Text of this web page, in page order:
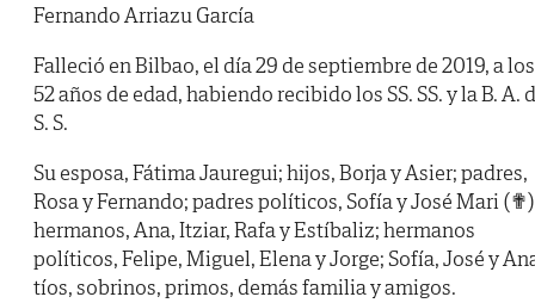
Fernando Arriazu García
Falleció en Bilbao, el día 29 de septiembre de 2019, a los
52 años de edad, habiendo recibido los SS. SS. y la B. A.
S. S.
Su esposa, Fátima Jauregui; hijos, Borja y Asier; padres,
Rosa y Fernando; padres políticos, Sofía y José Mari
hermanos, Ana, Itziar, Rafa y Estíbaliz; hermanos
políticos, Felipe, Miguel, Elena y Jorge; Sofía, José y
tíos, sobrinos, primos, demás familia y amigos.